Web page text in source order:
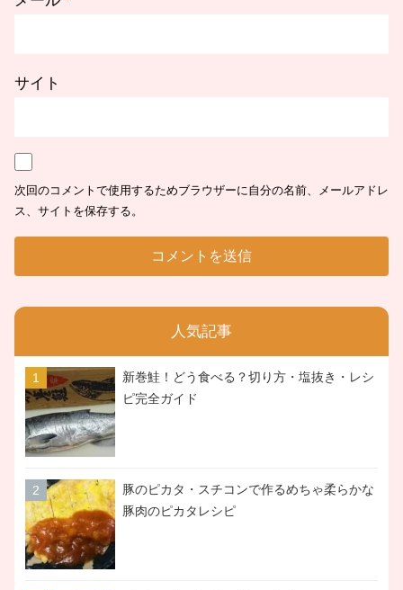
サイト
次回のコメントで使用するためブラウザーに自分の名前、メールアドレ
ス、サイトを保存する。
人気記事
新巻鮭！どう食べる？切り方・塩抜き・レシ
ピ完全ガイド
豚のピカタ・スチコンで作るめちゃ柔らかな
豚肉のピカタレシピ